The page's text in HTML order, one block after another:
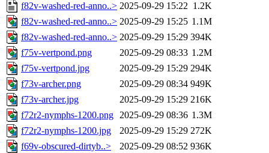
f82v-washed-red-anno..> 2025-09-29 15:22 1.2K
f82v-washed-red-anno..> 2025-09-29 15:25 1.1M
f82v-washed-red-anno..> 2025-09-29 15:29 394K
f75v-vertpond.png
2025-09-29 08:33 1.2M
f75v-vertpond.jpg
2025-09-29 15:29 294K
f73v-archer.png
2025-09-29 08:34 949K
f73v-archer.jpg
2025-09-29 15:29 216K
f72r2-nymphs-1200.png 2025-09-29 08:36 1.3M
f72r2-nymphs-1200.jpg
2025-09-29 15:29 272K
f69v-obscured-dirtyb..>
2025-09-29 08:52 936K